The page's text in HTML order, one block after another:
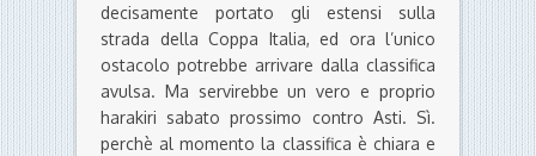
decisamente portato gli estensi sulla
strada della Coppa Italia, ed ora l’unico
ostacolo potrebbe arrivare dalla classifica
avulsa. Ma servirebbe un vero e proprio
harakiri sabato prossimo contro Asti. Sì.
perchè al momento la classifica è chiara e